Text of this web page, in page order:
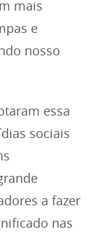
mais
e
nosso
essa
sociais
a fazer
nas